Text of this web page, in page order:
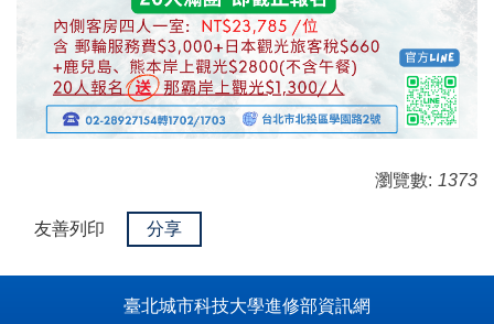
瀏覽數: 1373
友善列印 分享
臺北城市科技大學進修部資訊網